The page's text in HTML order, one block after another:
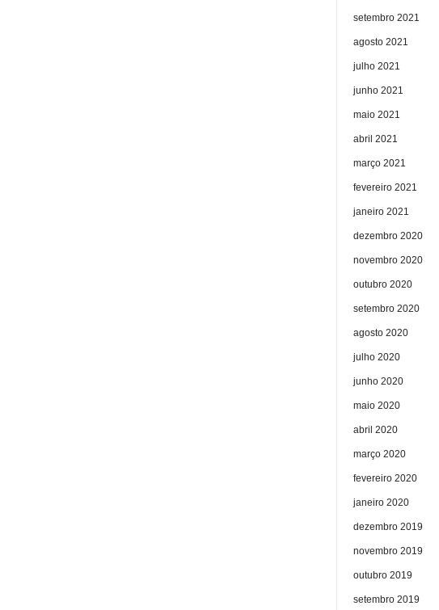
setembro 2021
agosto 2021
julho 2021
junho 2021
maio 2021
abril 2021
março 2021
fevereiro 2021
janeiro 2021
dezembro 2020
novembro 2020
outubro 2020
setembro 2020
agosto 2020
julho 2020
junho 2020
maio 2020
abril 2020
março 2020
fevereiro 2020
janeiro 2020
dezembro 2019
novembro 2019
outubro 2019
setembro 2019